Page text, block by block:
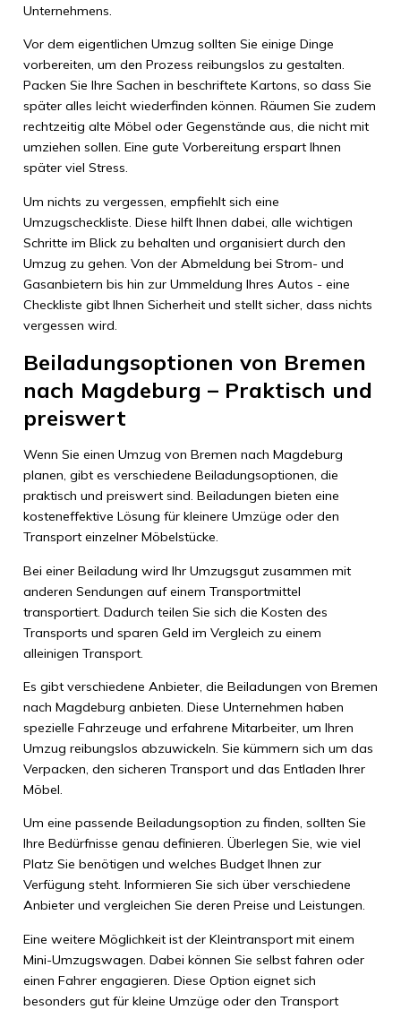
Unternehmens.
Vor dem eigentlichen Umzug sollten Sie einige Dinge
vorbereiten, um den Prozess reibungslos zu gestalten.
Packen Sie Ihre Sachen in beschriftete Kartons, so dass Sie
später alles leicht wiederfinden können. Räumen Sie zudem
rechtzeitig alte Möbel oder Gegenstände aus, die nicht mit
umziehen sollen. Eine gute Vorbereitung erspart Ihnen
später viel Stress.
Um nichts zu vergessen, empfiehlt sich eine
Umzugscheckliste. Diese hilft Ihnen dabei, alle wichtigen
Schritte im Blick zu behalten und organisiert durch den
Umzug zu gehen. Von der Abmeldung bei Strom- und
Gasanbietern bis hin zur Ummeldung Ihres Autos - eine
Checkliste gibt Ihnen Sicherheit und stellt sicher, dass nichts
vergessen wird.
Beiladungsoptionen von Bremen
nach Magdeburg – Praktisch und
preiswert
Wenn Sie einen Umzug von Bremen nach Magdeburg
planen, gibt es verschiedene Beiladungsoptionen, die
praktisch und preiswert sind. Beiladungen bieten eine
kosteneffektive Lösung für kleinere Umzüge oder den
Transport einzelner Möbelstücke.
Bei einer Beiladung wird Ihr Umzugsgut zusammen mit
anderen Sendungen auf einem Transportmittel
transportiert. Dadurch teilen Sie sich die Kosten des
Transports und sparen Geld im Vergleich zu einem
alleinigen Transport.
Es gibt verschiedene Anbieter, die Beiladungen von Bremen
nach Magdeburg anbieten. Diese Unternehmen haben
spezielle Fahrzeuge und erfahrene Mitarbeiter, um Ihren
Umzug reibungslos abzuwickeln. Sie kümmern sich um das
Verpacken, den sicheren Transport und das Entladen Ihrer
Möbel.
Um eine passende Beiladungsoption zu finden, sollten Sie
Ihre Bedürfnisse genau definieren. Überlegen Sie, wie viel
Platz Sie benötigen und welches Budget Ihnen zur
Verfügung steht. Informieren Sie sich über verschiedene
Anbieter und vergleichen Sie deren Preise und Leistungen.
Eine weitere Möglichkeit ist der Kleintransport mit einem
Mini-Umzugswagen. Dabei können Sie selbst fahren oder
einen Fahrer engagieren. Diese Option eignet sich
besonders gut für kleine Umzüge oder den Transport